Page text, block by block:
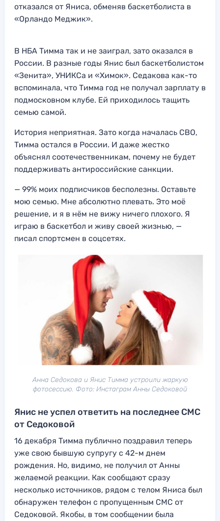
отказался от Яниса, обменяв баскетболиста в
«Орландо Меджик».
В НБА Тимма так и не заиграл, зато оказался в
России. В разные годы Янис был баскетболистом
«Зенита», УНИКСа и «Химок». Седакова как-то
вспоминала, что Тимма год не получал зарплату в
подмосковном клубе. Ей приходилось тащить
семью самой.
История неприятная. Зато когда началась СВО,
Тимма остался в России. И даже жестко
объяснял соотечественникам, почему не будет
поддерживать антироссийские санкции.
— 99% моих подписчиков бесполезны. Оставьте
мою семью. Мне абсолютно плевать. Это моё
решение, и я в нём не вижу ничего плохого. Я
играю в баскетбол и живу своей жизнью, —
писал спортсмен в соцсетях.
Анна Седокова и Янис Тимма устроили жаркую
фотосессию. Фото: Инстаграм Анны Седоковой
Янис не успел ответить на последнее СМС
от Седоковой
16 декабря Тимма публично поздравил теперь
уже свою бывшую супругу с 42-м днем
рождения. Но, видимо, не получил от Анны
желаемой реакции. Как сообщают сразу
несколько источников, рядом с телом Яниса был
обнаружен телефон с пропущенным СМС от
Седоковой. Якобы, в том сообщении была